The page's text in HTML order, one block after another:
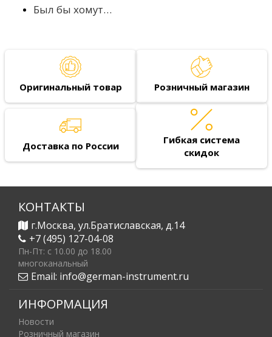
Был бы хомут…
Оригинальный товар Розничный магазин
Доставка по России
Гибкая система
скидок
КОНТАКТЫ
г.Москва, ул.Братиславская, д.14
+7 (495) 127-04-08
Пн-Пт: c 10.00 до 18.00
многоканальный
Email: info@german-instrument.ru
ИНФОРМАЦИЯ
Новости
Розничный магазин